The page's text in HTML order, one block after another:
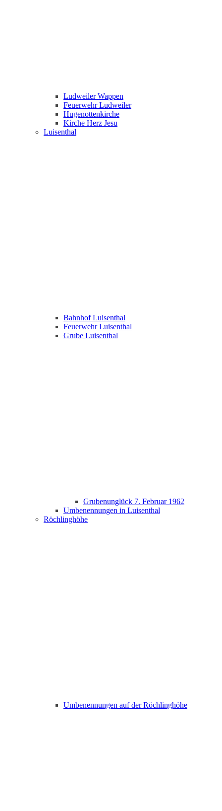
Ludweiler Wappen
Feuerwehr Ludweiler
Hugenottenkirche
Kirche Herz Jesu
Luisenthal
Bahnhof Luisenthal
Feuerwehr Luisenthal
Grube Luisenthal
Grubenunglück 7. Februar 1962
Umbenennungen in Luisenthal
Röchlinghöhe
Umbenennungen auf der Röchlinghöhe